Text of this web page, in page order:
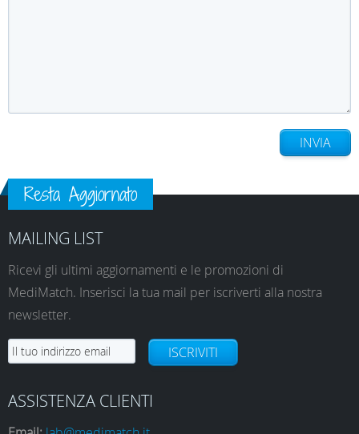
INVIA
Resta Aggiornato
MAILING LIST
Ricevi gli ultimi aggiornamenti e le promozioni di
MediMatch. Inserisci la tua mail per iscriverti alla nostra
newsletter.
ISCRIVITI
ASSISTENZA CLIENTI